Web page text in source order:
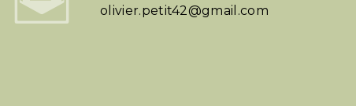
olivier.petit42@gmail.com